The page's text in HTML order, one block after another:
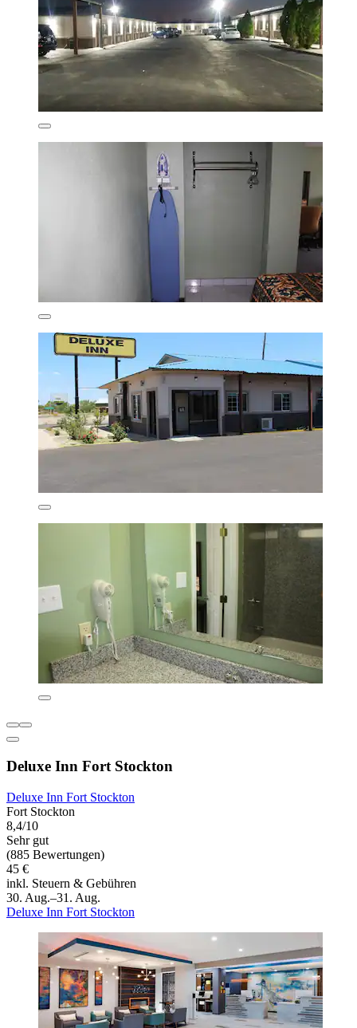
Deluxe Inn Fort Stockton
Deluxe Inn Fort Stockton
Fort Stockton
8,4/10
Sehr gut
(885 Bewertungen)
45 €
inkl. Steuern & Gebühren
30. Aug.–31. Aug.
Deluxe Inn Fort Stockton